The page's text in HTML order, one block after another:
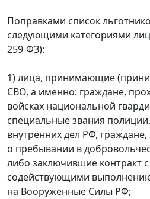
Поправками список
следующими категориями
259-ФЗ):
1) лица, принимающие
СВО, а именно: граждане,
войсках национальной
специальные звания
внутренних дел РФ,
о пребывании в
либо заключившие контракт
содействующими
на Вооруженные Силы РФ;